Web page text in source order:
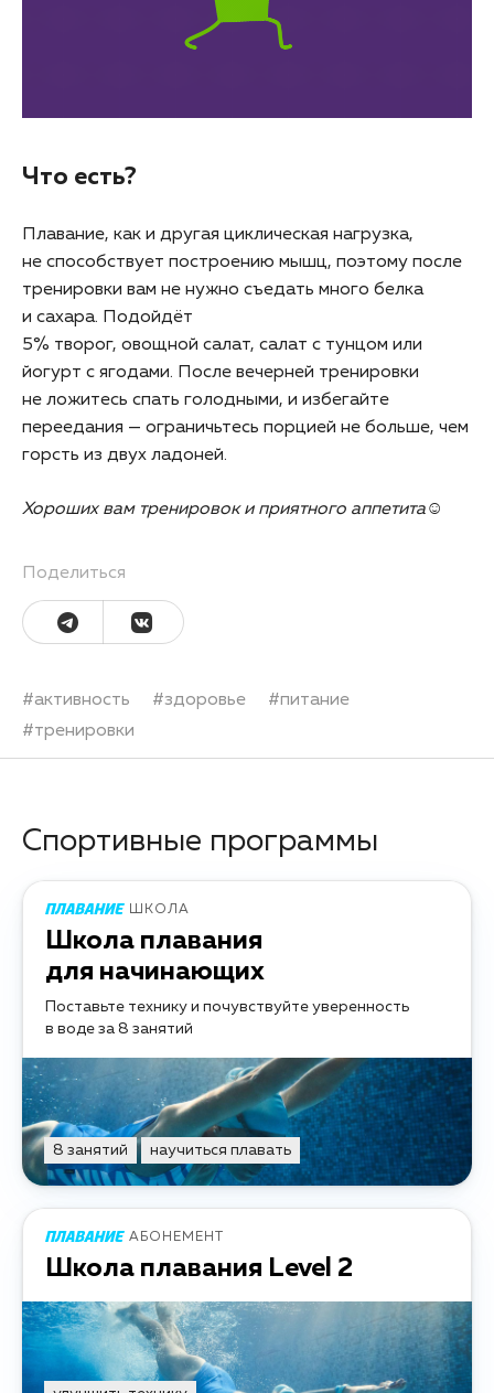
Что есть?
Плавание, как и другая циклическая нагрузка,
не способствует построению мышц, поэтому после
тренировки вам не нужно съедать много белка
и сахара. Подойдёт
5% творог, овощной салат, салат с тунцом или
йогурт с ягодами. После вечерней тренировки
не ложитесь спать голодными, и избегайте
переедания — ограничьтесь порцией не больше, чем
горсть из двух ладоней.
Хороших вам тренировок и приятного аппетита☺️
Поделиться
#активность #здоровье #питание
#тренировки
Спортивные программы
ШКОЛА
Школа плавания
для начинающих
Поставьте технику и почувствуйте уверенность
в воде за 8 занятий
8 занятий научиться плавать
АБОНЕМЕНТ
Школа плавания Level 2